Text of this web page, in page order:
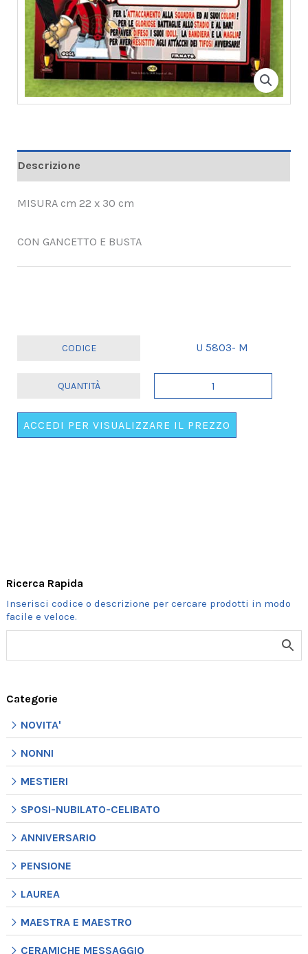
Ricerca Rapida
Categorie
NOVITA'
NONNI
MESTIERI
SPOSI-NUBILATO-CELIBATO
ANNIVERSARIO
PENSIONE
LAUREA
MAESTRA E MAESTRO
CERAMICHE MESSAGGIO
Descrizione
MISURA cm 22 x 30 cm
CON GANCETTO E BUSTA
U 5803- M
ROSSO
E
ACCEDI PER VISUALIZZARE IL PREZZO